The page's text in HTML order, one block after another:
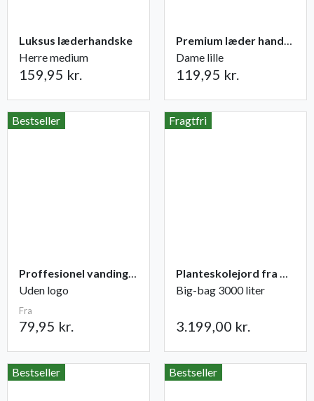
Luksus læderhandske
Herre medium
159,95 kr.
Premium læder handske Flutter
Dame lille
119,95 kr.
Bestseller
Proffesionel vandingspose 100 liter
Uden logo
Fra
79,95 kr.
Fragtfri
Planteskolejord fra Champost
Big-bag 3000 liter
3.199,00 kr.
Bestseller Bestseller